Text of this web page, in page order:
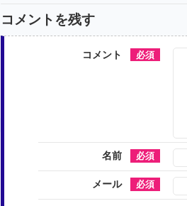
コメントを残す
コメント
名前
メール